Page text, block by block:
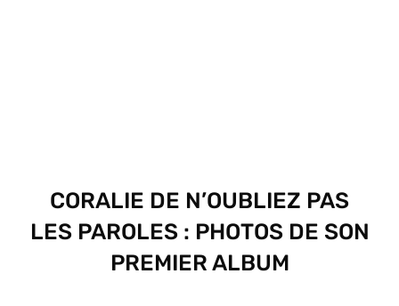
CORALIE DE N’OUBLIEZ PAS
LES PAROLES : PHOTOS DE SON
PREMIER ALBUM